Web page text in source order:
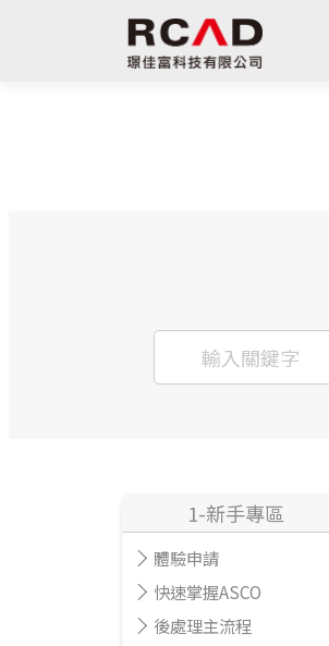
1-新手專區
體驗申請
快速掌握ASCO
後處理主流程